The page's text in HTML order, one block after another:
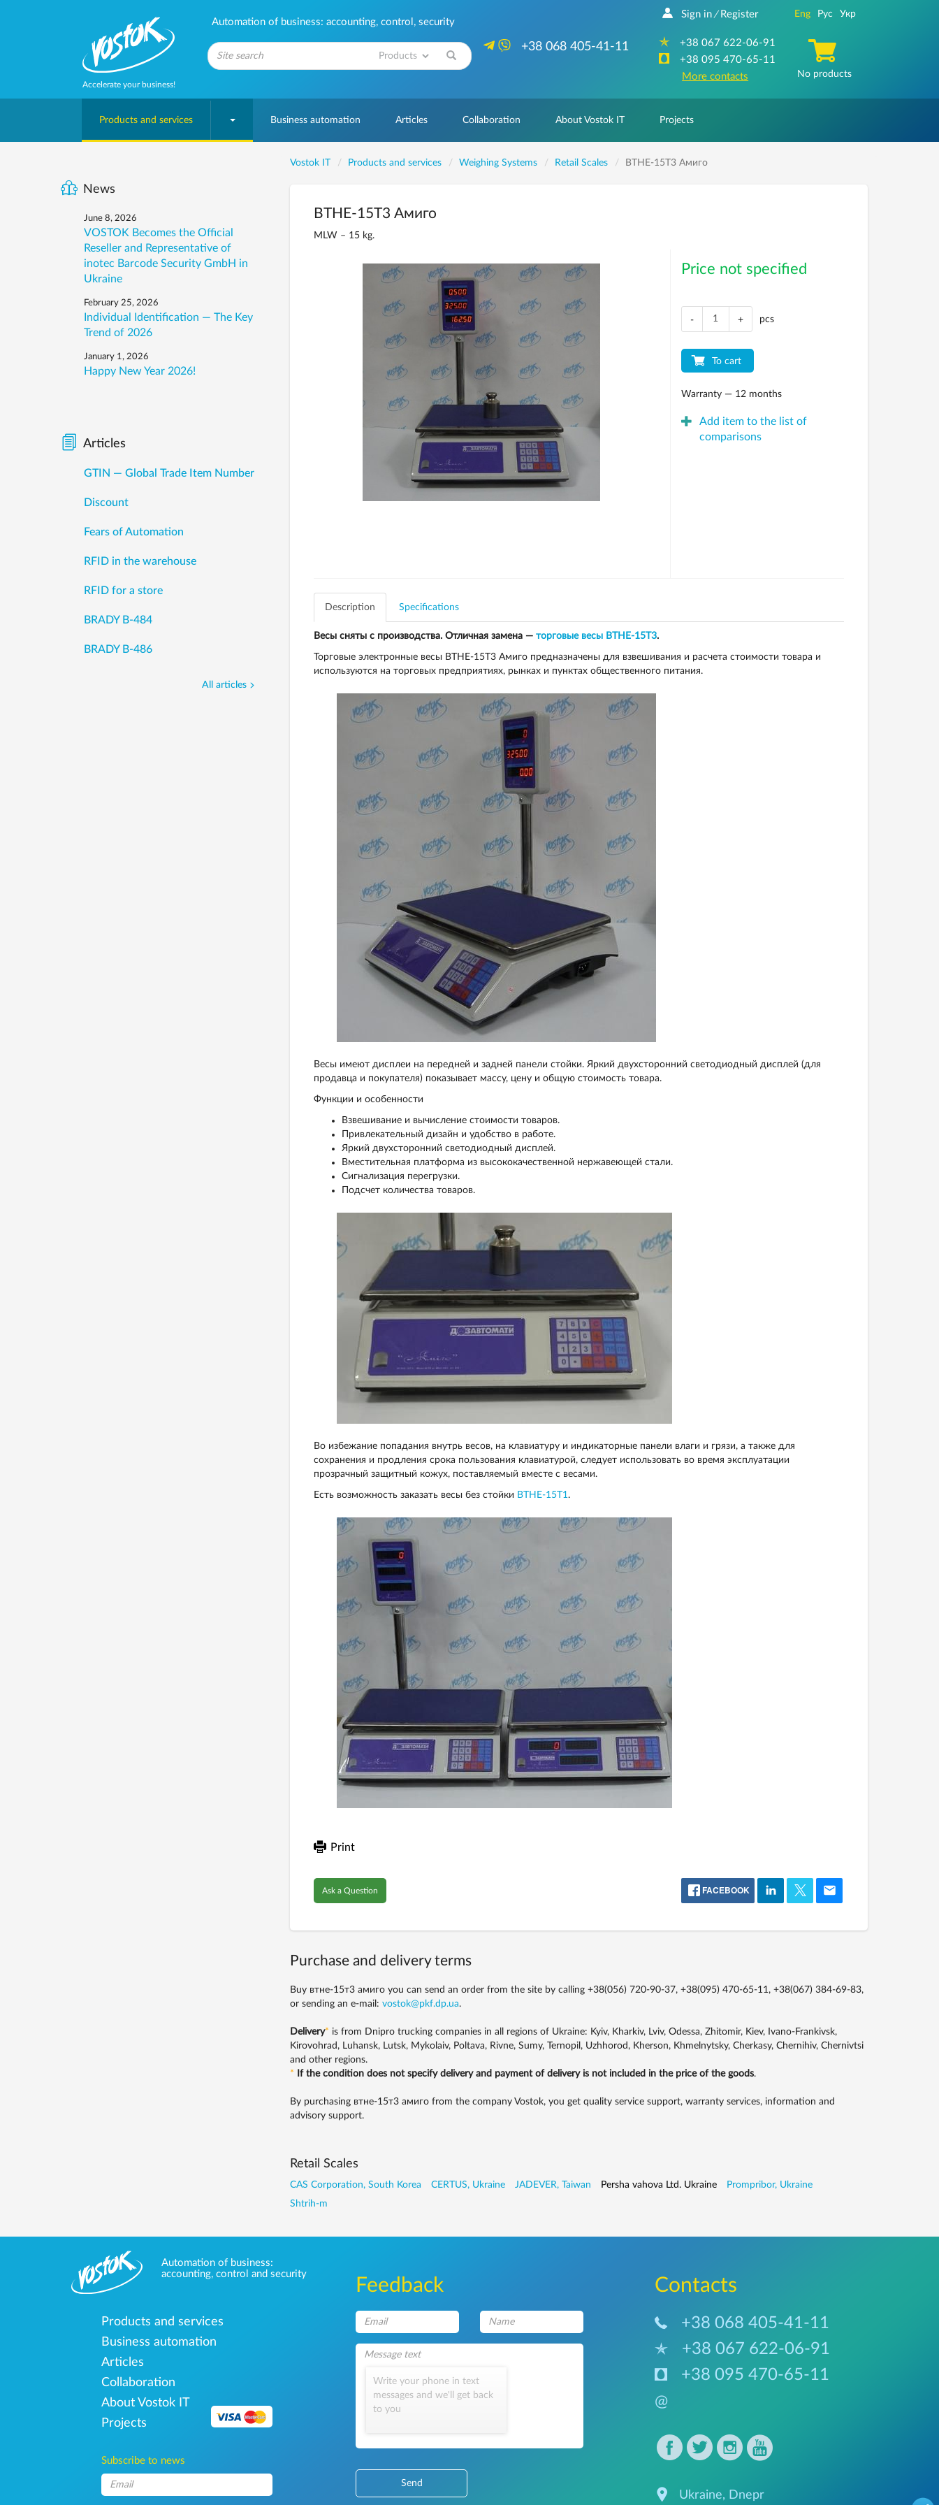
Accelerate your business!
Automation of business: accounting, control, security
+38 068 405-41-11
Sign in / Register
+38 067 622-06-91
+38 095 470-65-11
More contacts
Eng Рус Укр
No products
Products and services Business automation Articles Collaboration About Vostok IT Projects
Vostok IT Products and services Weighing Systems Retail Scales ВТНЕ-15Т3 Амиго
ВТНЕ-15Т3 Амиго
MLW – 15 kg.
Price not specified
- + pcs
To cart
Warranty — 12 months
Add item to the list of
comparisons
Description Specifications
Весы сняты с производства. Отличная замена — торговые весы ВТНЕ-15Т3.
Торговые электронные весы ВТНЕ-15Т3 Амиго предназначены для взвешивания и расчета стоимости товара и
используются на торговых предприятиях, рынках и пунктах общественного питания.
Весы имеют дисплеи на передней и задней панели стойки. Яркий двухсторонний светодиодный дисплей (для
продавца и покупателя) показывает массу, цену и общую стоимость товара.
Функции и особенности
Взвешивание и вычисление стоимости товаров.
Привлекательный дизайн и удобство в работе.
Яркий двухсторонний светодиодный дисплей.
Вместительная платформа из высококачественной нержавеющей стали.
Сигнализация перегрузки.
Подсчет количества товаров.
Во избежание попадания внутрь весов, на клавиатуру и индикаторные панели влаги и грязи, а также для
сохранения и продления срока пользования клавиатурой, следует использовать во время эксплуатации
прозрачный защитный кожух, поставляемый вместе с весами.
Есть возможность заказать весы без стойки ВТНЕ-15Т1.
Print
Ask a Question FACEBOOK
Purchase and delivery terms
Buy втне-15т3 амиго you can send an order from the site by calling +38(056) 720-90-37, +38(095) 470-65-11, +38(067) 384-69-83,
or sending an e-mail: vostok@pkf.dp.ua.
Delivery* is from Dnipro trucking companies in all regions of Ukraine: Kyiv, Kharkiv, Lviv, Odessa, Zhitomir, Kiev, Ivano-Frankivsk,
Kirovohrad, Luhansk, Lutsk, Mykolaiv, Poltava, Rivne, Sumy, Ternopil, Uzhhorod, Kherson, Khmelnytsky, Cherkasy, Chernihiv, Chernivtsi
and other regions.
*
If the condition does not specify delivery and payment of delivery is not included in the price of the goods.
By purchasing втне-15т3 амиго from the company Vostok, you get quality service support, warranty services, information and
advisory support.
Retail Scales
CAS Corporation, South Korea CERTUS, Ukraine JADEVER, Taiwan Persha vahova Ltd. Ukraine
Prompribor, Ukraine
Shtrih-m
News
June 8, 2026
VOSTOK Becomes the Official
Reseller and Representative of
inotec Barcode Security GmbH in
Ukraine
February 25, 2026
Individual Identification — The Key
Trend of 2026
January 1, 2026
Happy New Year 2026!
Articles
GTIN — Global Trade Item Number
Discount
Fears of Automation
RFID in the warehouse
RFID for a store
BRADY B-484
BRADY B-486
All articles
Automation of business:
accounting, control and security
Products and services
Business automation
Articles
Collaboration
About Vostok IT
Projects
Subscribe to news
Feedback
Write your phone in text
messages and we'll get back
to you
Send
Сontacts
+38 068 405-41-11
+38 067 622-06-91
+38 095 470-65-11
@
Ukraine, Dnepr